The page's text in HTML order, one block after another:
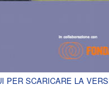
PER SCARICARE LA